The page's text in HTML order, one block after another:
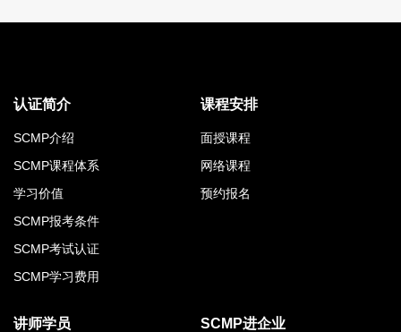
认证简介
SCMP介绍
SCMP课程体系
学习价值
SCMP报考条件
SCMP考试认证
SCMP学习费用
课程安排
面授课程
网络课程
预约报名
讲师学员 SCMP进企业